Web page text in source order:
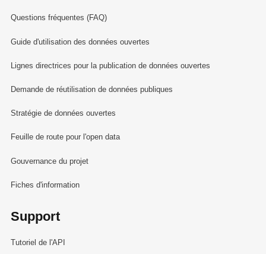
Questions fréquentes (FAQ)
Guide d'utilisation des données ouvertes
Lignes directrices pour la publication de données ouvertes
Demande de réutilisation de données publiques
Stratégie de données ouvertes
Feuille de route pour l'open data
Gouvernance du projet
Fiches d'information
Support
Tutoriel de l'API